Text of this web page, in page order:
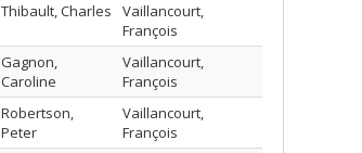
Thibault, Charles
Vaillancourt,
François
Gagnon,
Caroline
Vaillancourt,
François
Robertson,
Peter
Vaillancourt,
François